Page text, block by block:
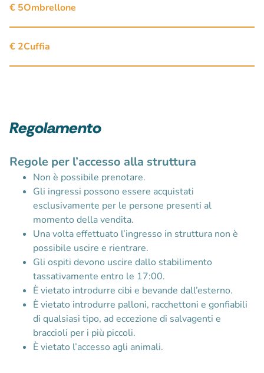
€ 5Ombrellone
€ 2Cuffia
Regolamento
Regole per l’accesso alla struttura
Non è possibile prenotare.
Gli ingressi possono essere acquistati
esclusivamente per le persone presenti al
momento della vendita.
Una volta effettuato l’ingresso in struttura non è
possibile uscire e rientrare.
Gli ospiti devono uscire dallo stabilimento
tassativamente entro le 17:00.
È vietato introdurre cibi e bevande dall’esterno.
È vietato introdurre palloni, racchettoni e gonfiabili
di qualsiasi tipo, ad eccezione di salvagenti e
braccioli per i più piccoli.
È vietato l’accesso agli animali.